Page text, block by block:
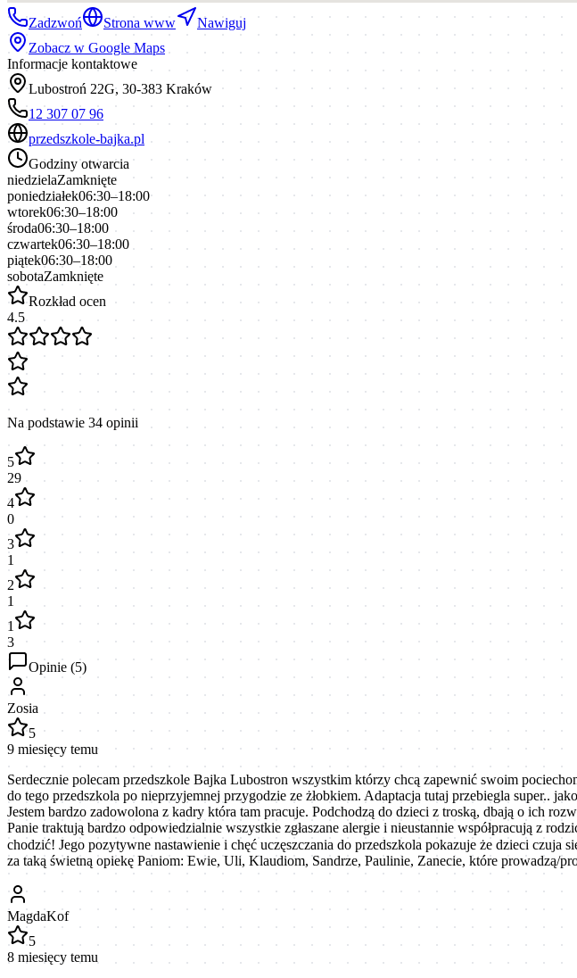
Zadzwoń Strona www
Nawiguj
Zobacz w Google Maps
Informacje kontaktowe
Lubostroń 22G, 30-383 Kraków
12 307 07 96
przedszkole-bajka.pl
Godziny otwarcia
niedzielaZamknięte
poniedziałek06:30–18:00
wtorek06:30–18:00
środa06:30–18:00
czwartek06:30–18:00
piątek06:30–18:00
sobotaZamknięte
Rozkład ocen
4.5
Na podstawie 34 opinii
5
29
4
0
3
1
2
1
1
3
Opinie (5)
Zosia
5
9 miesięcy temu
Serdecznie polecam przedszkole Bajka Lubostron wszystkim którzy chcą zapewnić swoim
do tego przedszkola po nieprzyjemnej przygodzie ze żłobkiem. Adaptacja tutaj przebiegla super..
Jestem bardzo zadowolona z kadry która tam pracuje. Podchodzą do dzieci z troską, dbają o ich
Panie traktują bardzo odpowiedzialnie wszystkie zgłaszane alergie i nieustannie współpracują z
chodzić! Jego pozytywne nastawienie i chęć uczęszczania do przedszkola pokazuje że dzieci czuja
za taką świetną opiekę Paniom: Ewie, Uli, Klaudiom, Sandrze, Paulinie, Zanecie, które prowadzą/
MagdaKof
5
8 miesięcy temu